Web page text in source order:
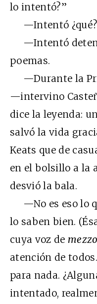
lo intentó?”
—Intentó ¿qué?
—Intentó
poemas.
—Durante la
—intervino
dice la leyenda:
salvó la vida
Keats que de
en el bolsillo a la
desvió la bala.
—No es eso lo
lo saben bien.
cuya voz de mezzo
atención de
para nada.
intentado,